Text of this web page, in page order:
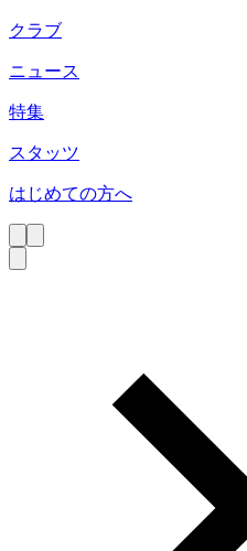
クラブ
ニュース
特集
スタッツ
はじめての方へ